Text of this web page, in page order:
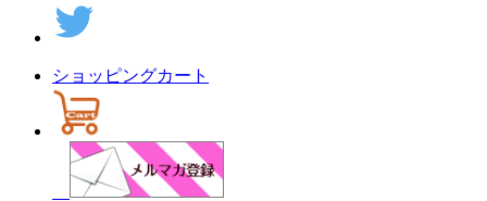
ショッピングカート